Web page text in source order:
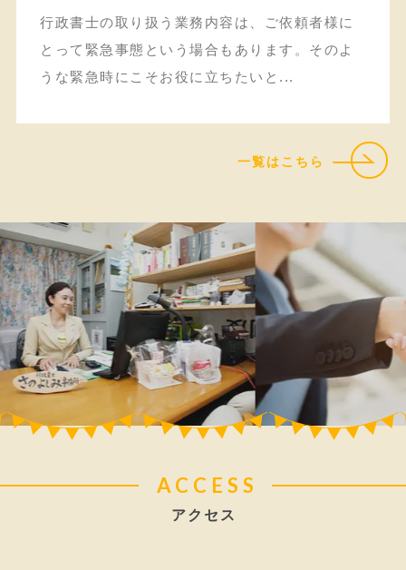
行政書士の取り扱う業務内容は、ご依頼者様に
とって緊急事態という場合もあります。そのよ
うな緊急時にこそお役に立ちたいと...
一覧はこちら
ACCESS
アクセス